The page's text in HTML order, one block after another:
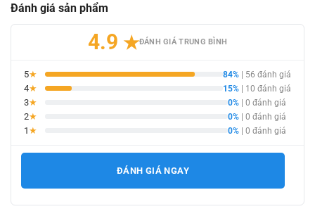
Đánh giá sản phẩm
4.9 ★ĐÁNH GIÁ TRUNG BÌNH
5★ 84% | 56 đánh giá
4★ 15% | 10 đánh giá
3★ 0% | 0 đánh giá
2★ 0% | 0 đánh giá
1 ★ 0% | 0 đánh giá
ĐÁNH GIÁ NGAY